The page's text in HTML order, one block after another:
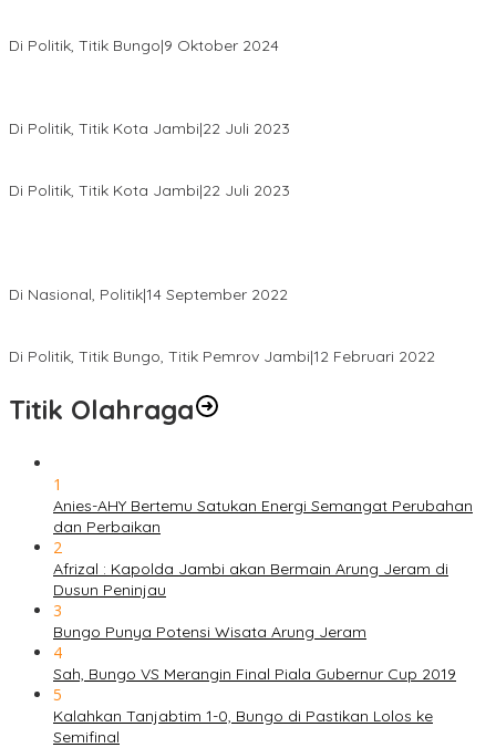
Di Politik, Titik Bungo|9 Oktober 2024
Di Politik, Titik Kota Jambi|22 Juli 2023
Di Politik, Titik Kota Jambi|22 Juli 2023
Di Nasional, Politik|14 September 2022
Di Politik, Titik Bungo, Titik Pemrov Jambi|12 Februari 2022
Titik Olahraga
1
Anies-AHY Bertemu Satukan Energi Semangat Perubahan
dan Perbaikan
2
Afrizal : Kapolda Jambi akan Bermain Arung Jeram di
Dusun Peninjau
3
Bungo Punya Potensi Wisata Arung Jeram
4
Sah, Bungo VS Merangin Final Piala Gubernur Cup 2019
5
Kalahkan Tanjabtim 1-0, Bungo di Pastikan Lolos ke
Semifinal